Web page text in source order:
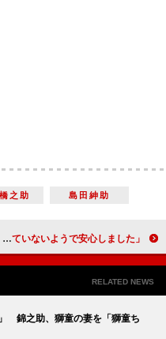
之助 島田紳助
トム・ハンクス“ハドソン川の奇跡”搭乗者と対面 「私たちを嫌っていないようで安心しました」
RELATED NEWS
錦之助、獅童の妻を「獅童ち